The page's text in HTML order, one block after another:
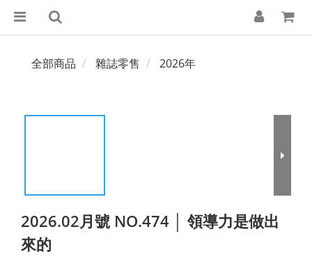
全部商品 雜誌零售 2026年
2026.02月號 NO.474 │ 領導力是做出
來的